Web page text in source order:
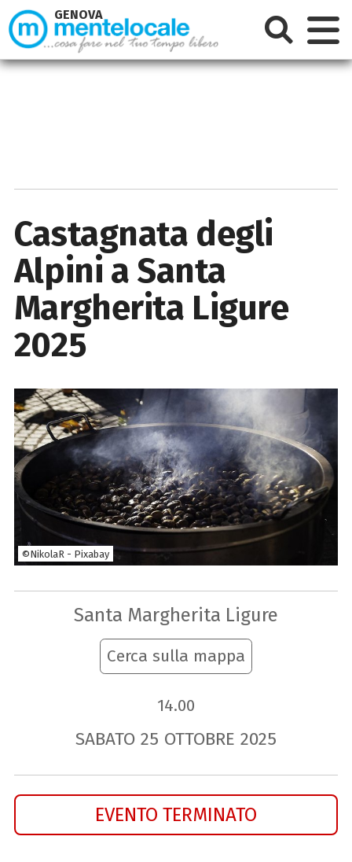
Castagnata degli
Alpini a Santa
Margherita Ligure
2025
©NikolaR - Pixabay
Santa Margherita Ligure
Cerca sulla mappa
14.00
SABATO 25 OTTOBRE 2025
EVENTO TERMINATO
GENOVA